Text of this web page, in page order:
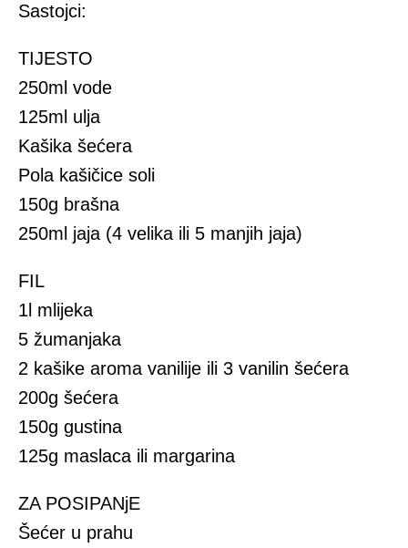
Sastojci:
TIJESTO
250ml vode
125ml ulja
Kašika šećera
Pola kašičice soli
150g brašna
250ml jaja (4 velika ili 5 manjih jaja)
FIL
1l mlijeka
5 žumanjaka
2 kašike aroma vanilije ili 3 vanilin šećera
200g šećera
150g gustina
125g maslaca ili margarina
ZA POSIPANjE
Šećer u prahu